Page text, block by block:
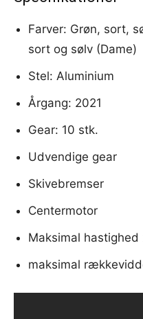
Farver: Grøn, sort,
sort og sølv (Dame)
Stel: Aluminium
Årgang: 2021
Gear: 10 stk.
Udvendige gear
Skivebremser
Centermotor
Maksimal hastighed
maksimal